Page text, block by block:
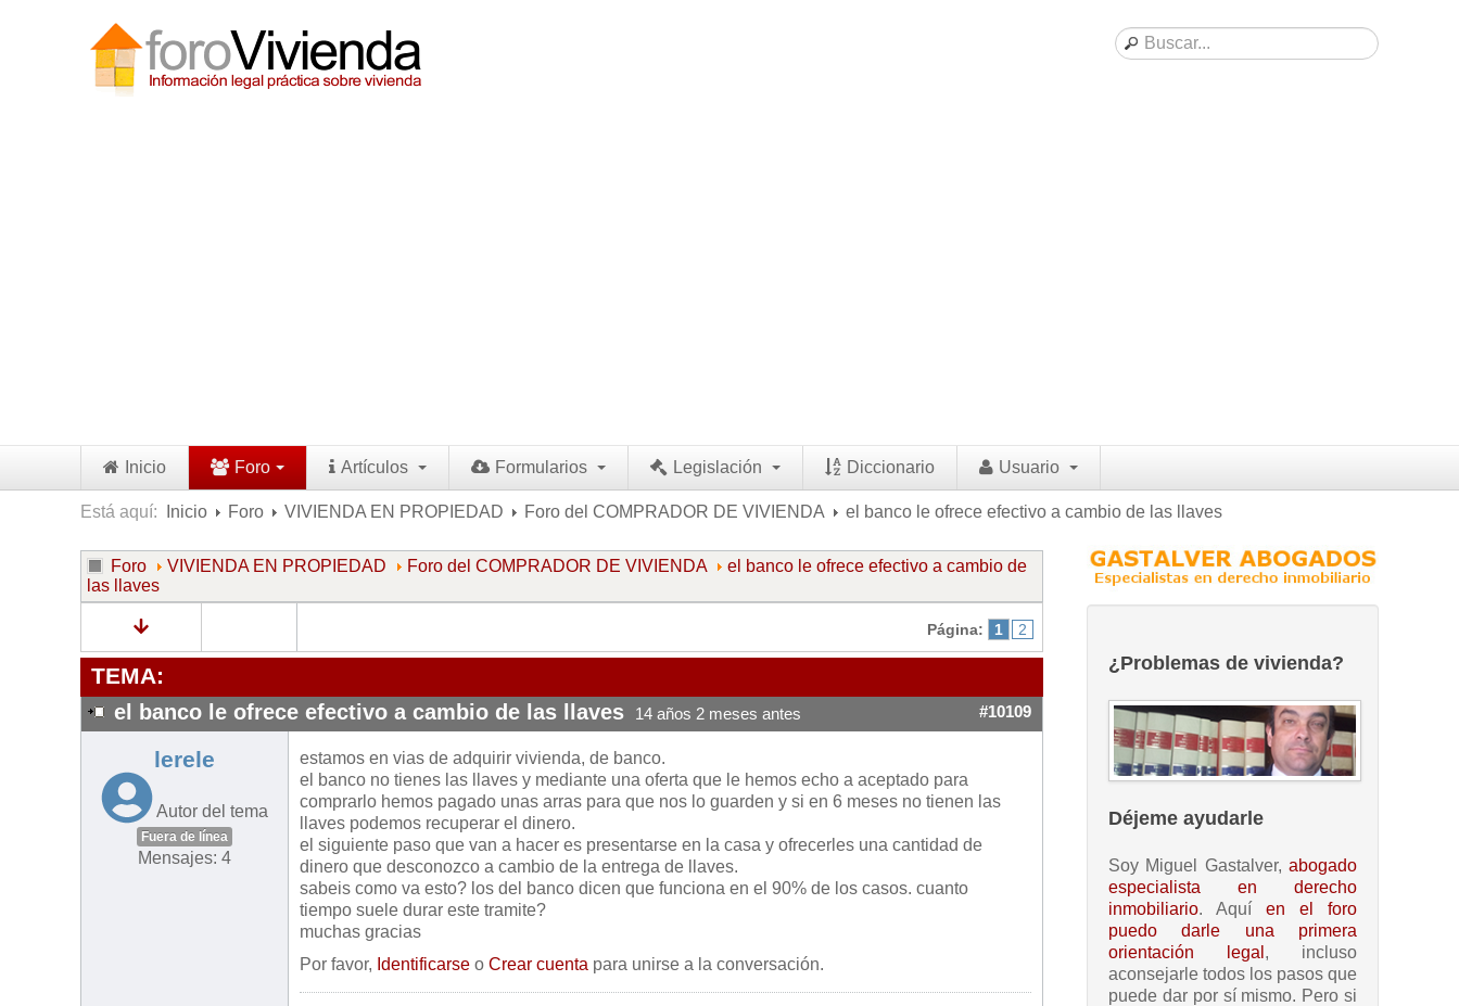
Inicio Foro Artículos Formularios Legislación Diccionario Usuario
Está aquí: Inicio Foro VIVIENDA EN PROPIEDAD Foro del COMPRADOR DE VIVIENDA el banco le ofrece efectivo a cambio de las llaves
Foro VIVIENDA EN PROPIEDAD Foro del COMPRADOR DE VIVIENDA
el banco le ofrece efectivo a cambio de
las llaves
Página: 1 2
TEMA:
el banco le ofrece efectivo a cambio de las llaves 14 años 2 meses antes #10109
lerele
Autor del tema
Fuera de línea
Mensajes: 4
estamos en vias de adquirir vivienda, de banco.
el banco no tienes las llaves y mediante una oferta que le hemos echo a aceptado para
comprarlo hemos pagado unas arras para que nos lo guarden y si en 6 meses no tienen las
llaves podemos recuperar el dinero.
el siguiente paso que van a hacer es presentarse en la casa y ofrecerles una cantidad de
dinero que desconozco a cambio de la entrega de llaves.
sabeis como va esto? los del banco dicen que funciona en el 90% de los casos. cuanto
tiempo suele durar este tramite?
muchas gracias
Por favor, Identificarse o Crear cuenta para unirse a la conversación.
¿Problemas de vivienda?
Déjeme ayudarle
Soy Miguel Gastalver, abogado
especialista en derecho
inmobiliario. Aquí en el foro
puedo darle una primera
orientación legal , incluso
aconsejarle todos los pasos que
puede dar por sí mismo. Pero si